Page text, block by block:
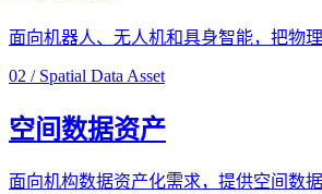
面向机器人、无人机和具身智能，把物
02 / Spatial Data Asset
空间数据资产
面向机构数据资产化需求，提供空间数